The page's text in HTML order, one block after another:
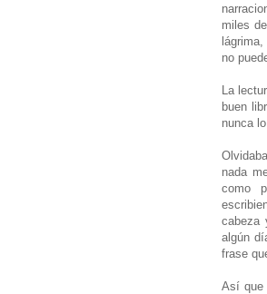
miles
no
La
buen
nunca
nada
como
cabeza
algún
frase
Así que